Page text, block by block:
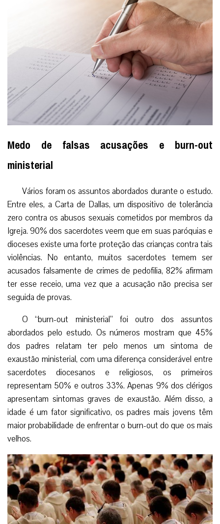
Medo de falsas acusações e burn-out
ministerial
Vários foram os assuntos abordados durante o estudo.
Entre eles, a Carta de Dallas, um dispositivo de tolerância
zero contra os abusos sexuais cometidos por membros da
Igreja. 90% dos sacerdotes veem que em suas paróquias e
dioceses existe uma forte proteção das crianças contra tais
violências. No entanto, muitos sacerdotes temem ser
acusados falsamente de crimes de pedofilia, 82% afirmam
ter esse receio, uma vez que a acusação não precisa ser
seguida de provas.
O “burn-out ministerial” foi outro dos assuntos
abordados pelo estudo. Os números mostram que 45%
dos padres relatam ter pelo menos um sintoma de
exaustão ministerial, com uma diferença considerável entre
sacerdotes diocesanos e religiosos, os primeiros
representam 50% e outros 33%. Apenas 9% dos clérigos
apresentam sintomas graves de exaustão. Além disso, a
idade é um fator significativo, os padres mais jovens têm
maior probabilidade de enfrentar o burn-out do que os mais
velhos.